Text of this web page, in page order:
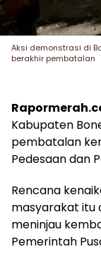
Aksi demonstrasi di
berakhir pembatalan
Kabupaten
pembatalan
Pedesaan dan
Rencana
masyarakat itu
meninjau
Pemerintah